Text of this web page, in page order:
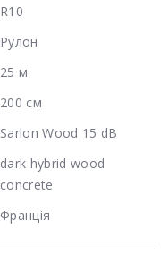
R10
Рулон
25 м
200 см
Sarlon Wood 15 dB
dark hybrid wood
concrete
Франція